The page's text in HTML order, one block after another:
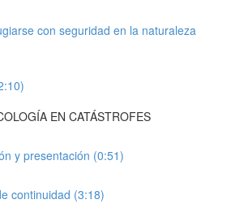
con seguridad en la naturaleza
EN CATÁSTROFES
y presentación (0:51)
continuidad (3:18)